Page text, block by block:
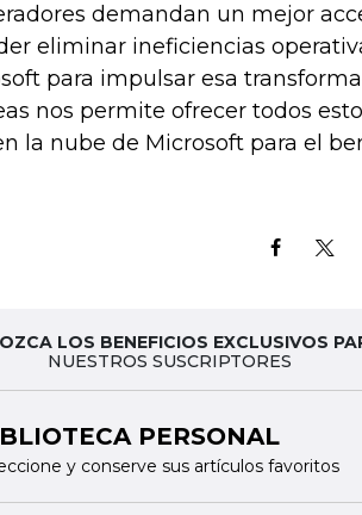
demandan un mejor
eliminar ineficiencias
para impulsar esa
nos permite ofrecer todos
la nube de Microsoft para el
LOS BENEFICIOS EXCLUSIVOS
NUESTROS SUSCRIPTORES
PERSONAL
y conserve sus artículos favoritos